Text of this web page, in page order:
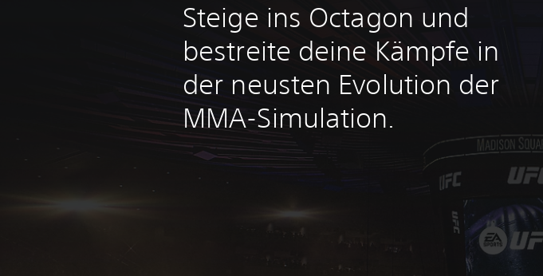
Steige ins Octagon und
bestreite deine Kämpfe in
der neusten Evolution der
MMA-Simulation.